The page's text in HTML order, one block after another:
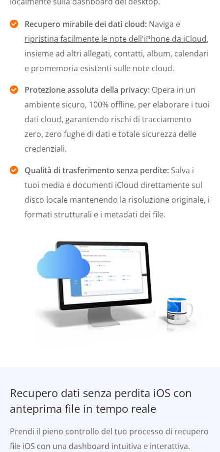
Recupero mirabile dei dati cloud: Naviga e
ripristina facilmente le note dell'iPhone da iCloud,
insieme ad altri allegati, contatti, album, calendari
e promemoria esistenti sulle note cloud.
Protezione assoluta della privacy: Opera in un
ambiente sicuro, 100% offline, per elaborare i tuoi
dati cloud, garantendo rischi di tracciamento
zero, zero fughe di dati e totale sicurezza delle
credenziali.
Qualità di trasferimento senza perdite: Salva i
tuoi media e documenti iCloud direttamente sul
disco locale mantenendo la risoluzione originale, i
formati strutturali e i metadati dei file.
Recupero dati senza perdita iOS con
anteprima file in tempo reale
Prendi il pieno controllo del tuo processo di recupero
file iOS con una dashboard intuitiva e interattiva.